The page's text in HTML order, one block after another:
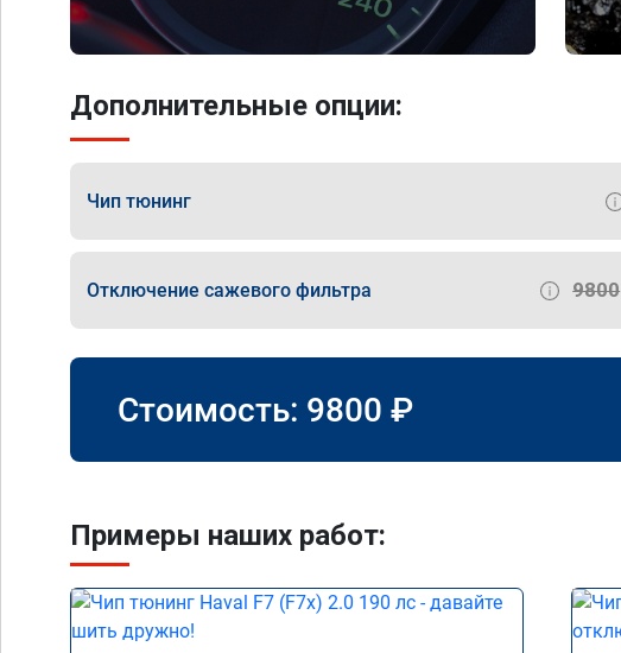
Дополнительные опции:
Чип тюнинг
Отключение сажевого фильтра 9800
Стоимость: 9800 ₽
Примеры наших работ: